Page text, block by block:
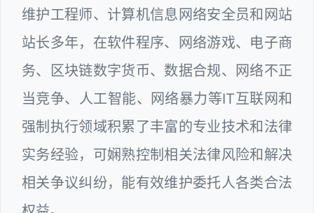
维护工程师、计算机信息网络安全员和网站
站长多年，在软件程序、网络游戏、电子商
务、区块链数字货币、数据合规、网络不正
当竞争、人工智能、网络暴力等IT互联网和
强制执行领域积累了丰富的专业技术和法律
实务经验，可娴熟控制相关法律风险和解决
相关争议纠纷，能有效维护委托人各类合法